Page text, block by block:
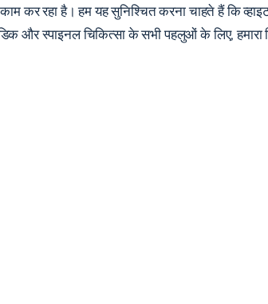
कर रहा है। हम यह सुनिश्चित करना चाहते हैं कि
और स्पाइनल चिकित्सा के सभी पहलुओं के लिए,